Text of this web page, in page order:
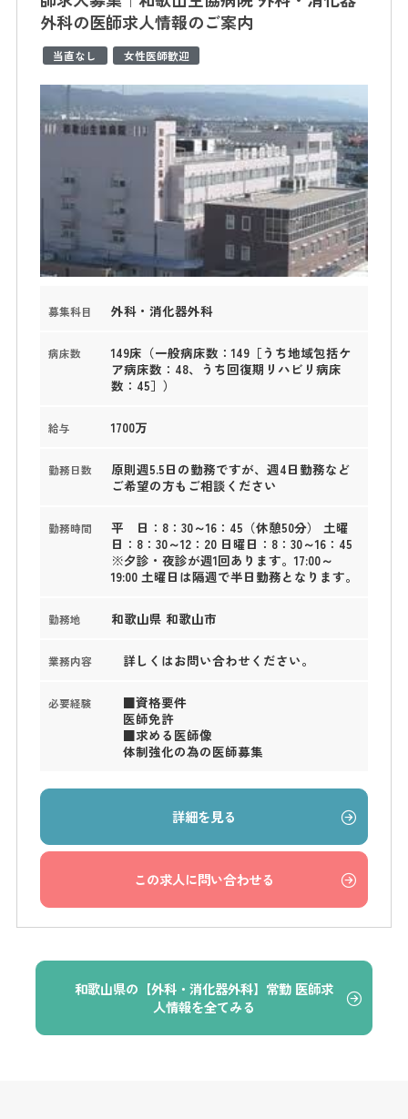
外科の医師求人情報のご案内
当直なし 女性医師歓迎
募集科目 外科・消化器外科
病床数
149床（一般病床数：149［うち地域包括ケ
ア病床数：48、うち回復期リハビリ病床
数：45］）
給与 1700万
勤務日数
原則週5.5日の勤務ですが、週4日勤務など
ご希望の方もご相談ください
勤務時間
平 日：8：30～16：45（休憩50分） 土曜
日：8：30～12：20 日曜日：8：30～16：45
※夕診・夜診が週1回あります。17:00～
19:00 土曜日は隔週で半日勤務となります。
勤務地 和歌山県 和歌山市
業務内容 詳しくはお問い合わせください。
必要経験
■資格要件
医師免許
■求める医師像
体制強化の為の医師募集
詳細を見る
この求人に問い合わせる
和歌山県の【外科・消化器外科】常勤 医師求
人情報を全てみる